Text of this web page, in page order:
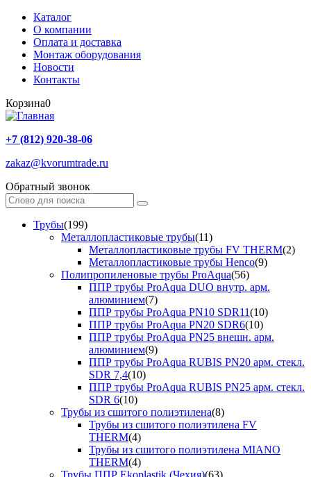
Каталог
О компании
Оплата и доставка
Монтаж оборудования
Новости
Контакты
Корзина0
+7 (812) 920-38-06
zakaz@kvorumtrade.ru
Обратный звонок
Трубы(199)
Металлопластиковые трубы(11)
Металлопластиковые трубы FV THERM(2)
Металлопластиковые трубы Henco(9)
Полипропиленовые трубы ProAqua(56)
ППР трубы ProAqua DUO внутр. арм.
алюминием(7)
ППР трубы ProAqua PN10 SDR11(10)
ППР трубы ProAqua PN20 SDR6(10)
ППР трубы ProAqua PN25 внешн. арм.
алюминием(9)
ППР трубы ProAqua RUBIS PN20 арм. стекл.
SDR 7,4(10)
ППР трубы ProAqua RUBIS PN25 арм. стекл.
SDR 6(10)
Трубы из сшитого полиэтилена(8)
Трубы из сшитого полиэтилена FV
THERM(4)
Трубы из сшитого полиэтилена MIANO
THERM(4)
Трубы ППР Ekoplastik (Чехия)(63)